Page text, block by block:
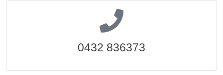
0432 836373